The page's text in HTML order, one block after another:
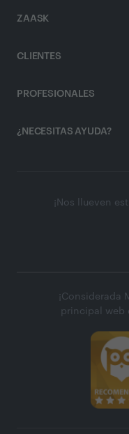
ZAASK
CLIENTES
PROFESIONALES
¿NECESITAS AYUDA?
¡Nos llueven
¡Considerada
principal web